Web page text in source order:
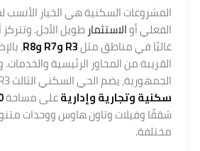
المشروعات السكنية هي الخيار الأنسب
الفعلي أوالاستثمار طويل الأجل.
غالبًا في مناطق مثلR3 وR7 وR8
،
القريبة من المحاور الرئيسية والخدمات.
الجمهورية، يضم الحي السكني الثالث R3 وحده
سكنية وتجارية وإداريةعلى مساحة
شققًا وفيلات وتاون هاوس ووحدات
مختلفة.